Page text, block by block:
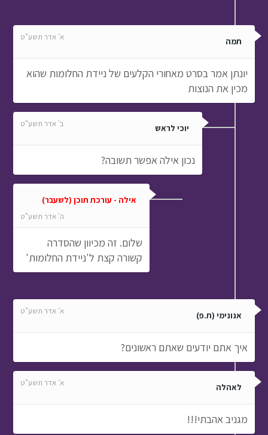
תמה א' אדר תשע"ט
יונתן אמר בסרט מאחורי הקלעים של ניידת החלומות שהוא
מכין את הנוצות
יוכי לראש ב' אדר תשע"ט
נכון אילה אפשר תשובה?
אילה - עורכת תוכן (לשעבר)
ה' אדר תשע"ט
שלום. זה מכיוון שהסדרה
קשורה קצת ל'ניידת החלומות'
אנונימי (ת.פ) א' אדר תשע"ט
איך אתם יודעים שאתם ראשונים?
לאהלה א' אדר תשע"ט
מגניב אהבתי!!!